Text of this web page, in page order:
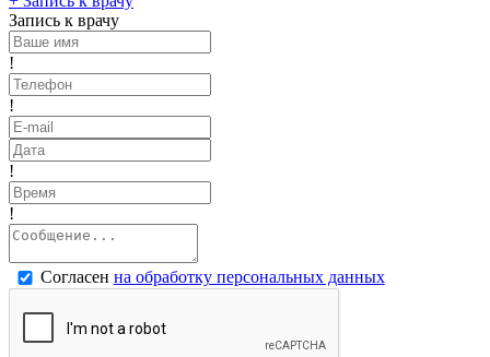
Запись к врачу
!
!
!
!
Согласен на обработку персональных данных